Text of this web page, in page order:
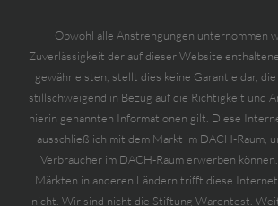
Obwohl alle Anstrengungen unternommen
Zuverlässigkeit der auf dieser Website
gewährleisten, stellt dies keine Garantie dar,
stillschweigend in Bezug auf die Richtigkeit und
hierin genannten Informationen gilt. Diese
ausschließlich mit dem Markt im DACH-Raum,
Verbraucher im DACH-Raum erwerben
Märkten in anderen Ländern trifft diese
nicht. Wir sind nicht die Stiftung Warentest.